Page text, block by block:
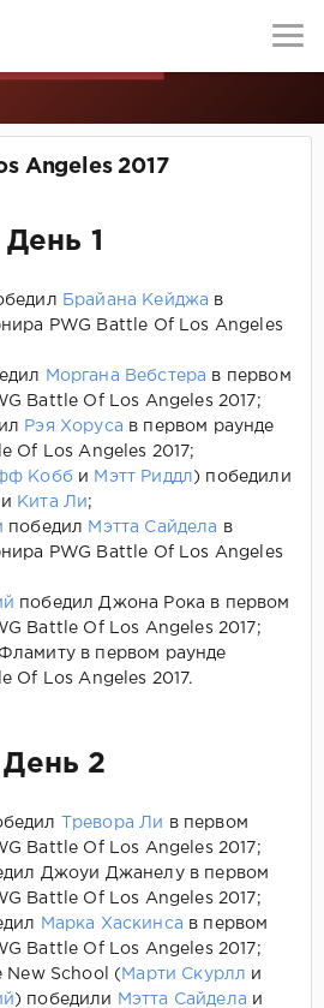
Angeles 2017
День 1
Брайана Кейджа в
PWG Battle Of Los Angeles
Моргана Вебстера в первом
Battle Of Los Angeles 2017;
Рэя Хоруса в первом раунде
Of Los Angeles 2017;
Кобби Мэтт Риддл) победили
и Кита Ли;
победил Мэтта Сайдела в
PWG Battle Of Los Angeles
победил Джона Рока в первом
Battle Of Los Angeles 2017;
в первом раунде
Of Los Angeles 2017.
День 2
Тревора Ли в первом
Battle Of Los Angeles 2017;
Джоуи Джанелу в первом
Battle Of Los Angeles 2017;
Марка Хаскинса в первом
Battle Of Los Angeles 2017;
New School ( Марти Скурлл и
) победили Мэтта Сайдела и